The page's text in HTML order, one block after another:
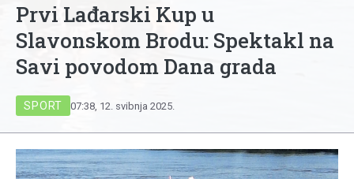
Prvi Lađarski Kup u
Slavonskom Brodu: Spektakl na
Savi povodom Dana grada
SPORT 07:38, 12. svibnja 2025.